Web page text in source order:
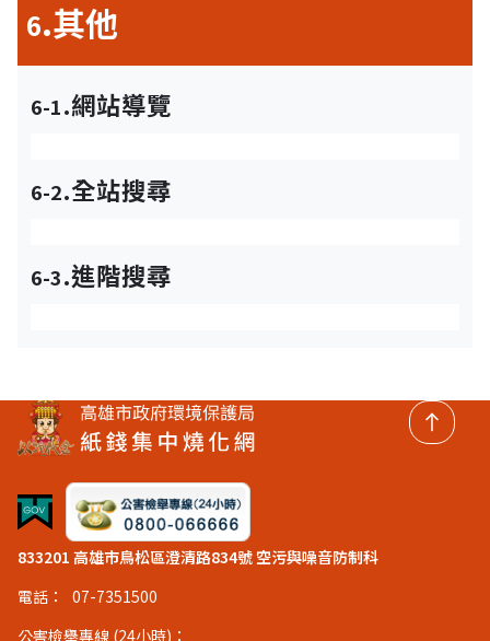
6.其他
6-1.網站導覽
6-2.全站搜尋
6-3.進階搜尋
833201 高雄市鳥松區澄清路834號 空污與噪音防制科
電話：
07-7351500
公害檢舉專線 (24小時)：
回頂